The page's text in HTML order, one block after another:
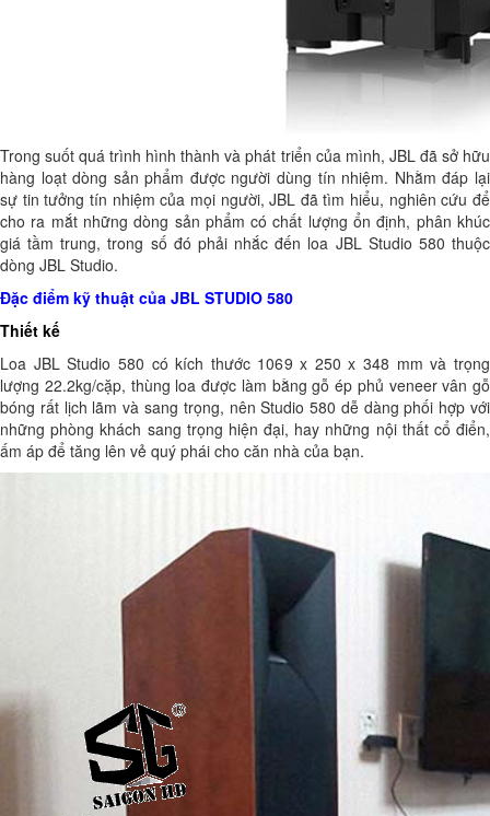
Trong suốt quá trình hình thành và phát triển của mình, JBL đã sở hữu
hàng loạt dòng sản phẩm được người dùng tín nhiệm. Nhằm đáp lại
sự tin tưởng tín nhiệm của mọi người, JBL đã tìm hiểu, nghiên cứu để
cho ra mắt những dòng sản phẩm có chất lượng ổn định, phân khúc
giá tầm trung, trong số đó phải nhắc đến loa JBL Studio 580 thuộc
dòng JBL Studio.
Đặc điểm kỹ thuật của JBL STUDIO 580
Thiết kế
Loa JBL Studio 580 có kích thước 1069 x 250 x 348 mm và trọng
lượng 22.2kg/cặp, thùng loa được làm bằng gỗ ép phủ veneer vân gỗ
bóng rất lịch lãm và sang trọng, nên Studio 580 dễ dàng phối hợp với
những phòng khách sang trọng hiện đại, hay những nội thất cổ điển,
ấm áp để tăng lên vẻ quý phái cho căn nhà của bạn.